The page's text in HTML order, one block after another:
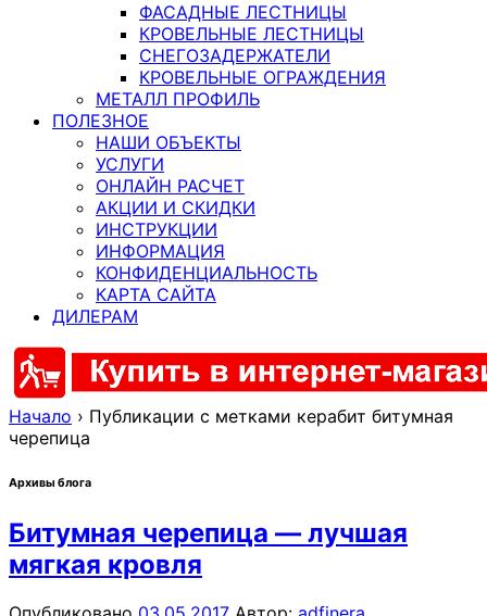
ФАСАДНЫЕ ЛЕСТНИЦЫ
КРОВЕЛЬНЫЕ ЛЕСТНИЦЫ
СНЕГОЗАДЕРЖАТЕЛИ
КРОВЕЛЬНЫЕ ОГРАЖДЕНИЯ
МЕТАЛЛ ПРОФИЛЬ
ПОЛЕЗНОЕ
НАШИ ОБЪЕКТЫ
УСЛУГИ
ОНЛАЙН РАСЧЕТ
АКЦИИ И СКИДКИ
ИНСТРУКЦИИ
ИНФОРМАЦИЯ
КОНФИДЕНЦИАЛЬНОСТЬ
КАРТА САЙТА
ДИЛЕРАМ
Начало › Публикации с метками керабит битумная
черепица
Архивы блога
Битумная черепица — лучшая
мягкая кровля